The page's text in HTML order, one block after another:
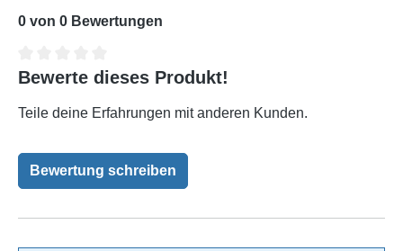
0 von 0 Bewertungen
Durchschnittliche Bewertung von 0 von 5 Sternen
Bewerte dieses Produkt!
Teile deine Erfahrungen mit anderen Kunden.
Bewertung schreiben